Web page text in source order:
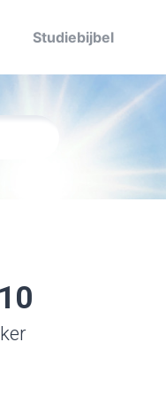
Studiebijbel